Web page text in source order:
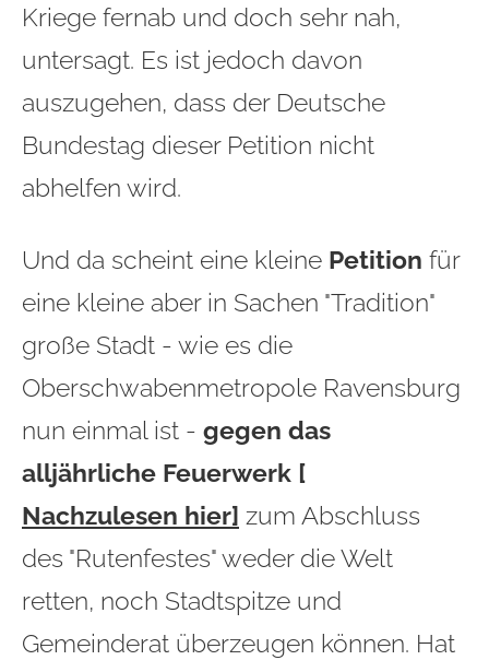
Kriege fernab und doch sehr nah,
untersagt. Es ist jedoch davon
auszugehen, dass der Deutsche
Bundestag dieser Petition nicht
abhelfen wird.
Und da scheint eine kleine Petition für
eine kleine aber in Sachen "Tradition"
große Stadt - wie es die
Oberschwabenmetropole Ravensburg
nun einmal ist - gegen das
alljährliche Feuerwerk [
Nachzulesen hier] zum Abschluss
des "Rutenfestes" weder die Welt
retten, noch Stadtspitze und
Gemeinderat überzeugen können. Hat